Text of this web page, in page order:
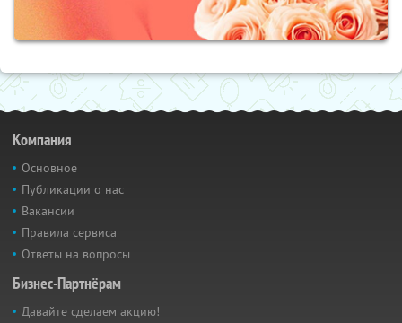
Компания
Основное
Публикации о нас
Вакансии
Правила сервиса
Ответы на вопросы
Бизнес-Партнёрам
Давайте сделаем акцию!